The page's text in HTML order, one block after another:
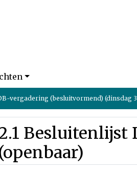
vergadering (besluitvormend) (dinsdag
Besluitenlijst